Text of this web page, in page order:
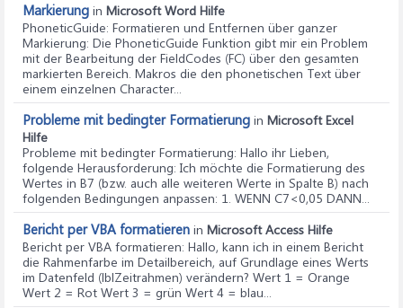
Markierung in Microsoft Word Hilfe
PhoneticGuide: Formatieren und Entfernen über ganzer
Markierung: Die PhoneticGuide Funktion gibt mir ein Problem
mit der Bearbeitung der FieldCodes (FC) über den gesamten
markierten Bereich. Makros die den phonetischen Text über
einem einzelnen Character...
Probleme mit bedingter Formatierung in Microsoft Excel
Hilfe
Probleme mit bedingter Formatierung: Hallo ihr Lieben,
folgende Herausforderung: Ich möchte die Formatierung des
Wertes in B7 (bzw. auch alle weiteren Werte in Spalte B) nach
folgenden Bedingungen anpassen: 1. WENN C7<0,05 DANN...
Bericht per VBA formatieren in Microsoft Access Hilfe
Bericht per VBA formatieren: Hallo, kann ich in einem Bericht
die Rahmenfarbe im Detailbereich, auf Grundlage eines Werts
im Datenfeld (lblZeitrahmen) verändern? Wert 1 = Orange
Wert 2 = Rot Wert 3 = grün Wert 4 = blau...